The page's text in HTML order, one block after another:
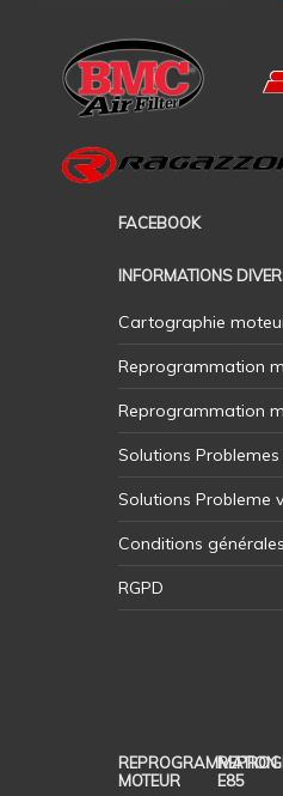
FACEBOOK
INFORMATIONS
Cartographie
Reprogrammation
Reprogrammation
Solutions Problemes
Solutions Probleme
Conditions
RGPD
REPROGRAMMATION
MOTEUR
E85